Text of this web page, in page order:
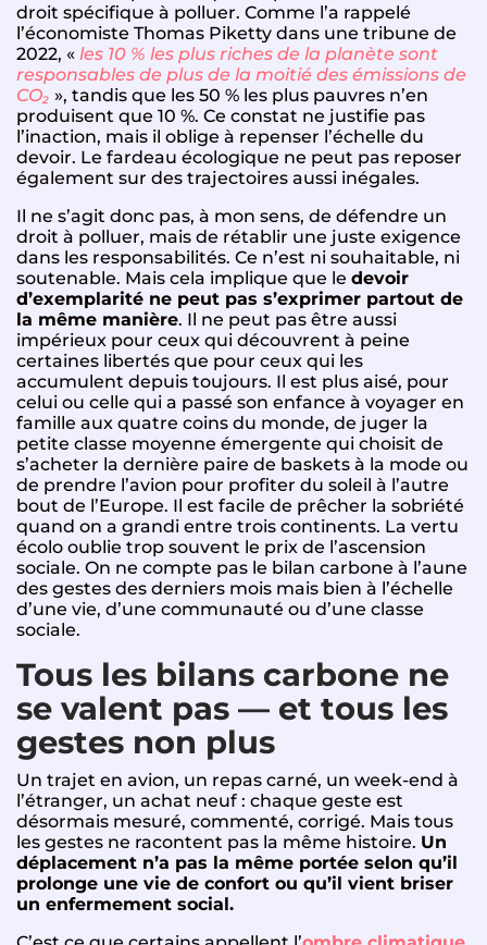
droit spécifique à polluer. Comme l’a rappelé
l’économiste Thomas Piketty dans une tribune de
2022, «les 10 % les plus riches de la planète sont
responsables de plus de la moitié des émissions de
CO₂ », tandis que les 50 % les plus pauvres n’en
produisent que 10 %. Ce constat ne justifie pas
l’inaction, mais il oblige à repenser l’échelle du
devoir. Le fardeau écologique ne peut pas reposer
également sur des trajectoires aussi inégales.
Il ne s’agit donc pas, à mon sens, de défendre un
droit à polluer, mais de rétablir une juste exigence
dans les responsabilités. Ce n’est ni souhaitable, ni
soutenable. Mais cela implique que ledevoir
d’exemplarité ne peut pas s’exprimer partout de
la même manière. Il ne peut pas être aussi
impérieux pour ceux qui découvrent à peine
certaines libertés que pour ceux qui les
accumulent depuis toujours. Il est plus aisé, pour
celui ou celle qui a passé son enfance à voyager en
famille aux quatre coins du monde, de juger la
petite classe moyenne émergente qui choisit de
s’acheter la dernière paire de baskets à la mode ou
de prendre l’avion pour profiter du soleil à l’autre
bout de l’Europe. Il est facile de prêcher la sobriété
quand on a grandi entre trois continents. La vertu
écolo oublie trop souvent le prix de l’ascension
sociale. On ne compte pas le bilan carbone à l’aune
des gestes des derniers mois mais bien à l’échelle
d’une vie, d’une communauté ou d’une classe
sociale.
Tous les bilans carbone ne
se valent pas — et tous les
gestes non plus
Un trajet en avion, un repas carné, un week-end à
l’étranger, un achat neuf : chaque geste est
désormais mesuré, commenté, corrigé. Mais tous
les gestes ne racontent pas la même histoire. Un
déplacement n’a pas la même portée selon qu’il
prolonge une vie de confort ou qu’il vient briser
un enfermement social.